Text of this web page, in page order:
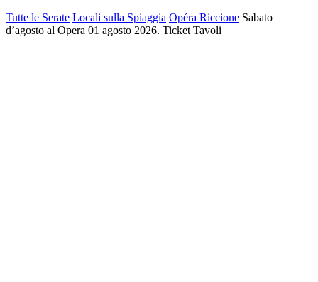
Tutte le Serate Locali sulla Spiaggia Opéra Riccione Sabato
d’agosto al Opera 01 agosto 2026. Ticket Tavoli